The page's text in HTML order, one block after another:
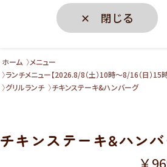
✕ 閉じる
ホーム
メニュー
ランチメニュー【2026.8/8（土）10時～8/16（日）15
グリルランチ
チキンステーキ&ハンバーグ
チキンステーキ&ハン
￥